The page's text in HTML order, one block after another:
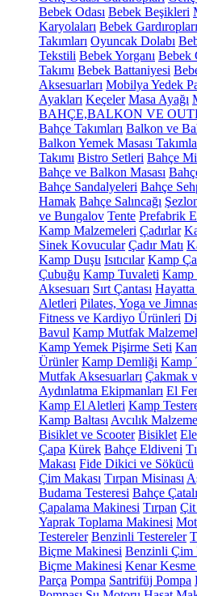
Bebek Odası Bebek Beşikleri
Karyolaları Bebek Gardıropları
Takımları Oyuncak Dolabı
Tekstili Bebek Yorganı Bebek
Takımı Bebek Battaniyesi
Aksesuarları Mobilya Yedek
Ayakları Keçeler Masa Ayağı
BAHÇE,BALKON VE
Bahçe Takımları Balkon ve
Balkon Yemek Masası
Takımı Bistro Setleri Bahçe
Bahçe ve Balkon Masası
Bahçe Sandalyeleri Bahçe
Hamak Bahçe Salıncağı
ve Bungalov Tente Prefabrik
Kamp Malzemeleri Çadırlar
Sinek Kovucular Çadır Matı
Kamp Duşu Isıtıcılar Kamp
Çubuğu Kamp Tuvaleti Kamp
Aksesuarı Sırt Çantası
Aletleri Pilates, Yoga ve
Fitness ve Kardiyo Ürünleri
Bavul Kamp Mutfak
Kamp Yemek Pişirme Seti
Ürünler Kamp Demliği Kamp
Mutfak Aksesuarları Çakmak
Aydınlatma Ekipmanları El
Kamp El Aletleri Kamp
Kamp Baltası Avcılık
Bisiklet ve Scooter Bisiklet
Çapa Kürek Bahçe Eldiveni
Makası Fide Dikici ve Sökücü
Çim Makası Tırpan Misinası
Budama Testeresi Bahçe Çatalı
Çapalama Makinesi Tırpan Çit
Yaprak Toplama Makinesi
Testereler Benzinli Testereler
Biçme Makinesi Benzinli Çim
Biçme Makinesi Kenar
Parça Pompa Santrifüj Pompa